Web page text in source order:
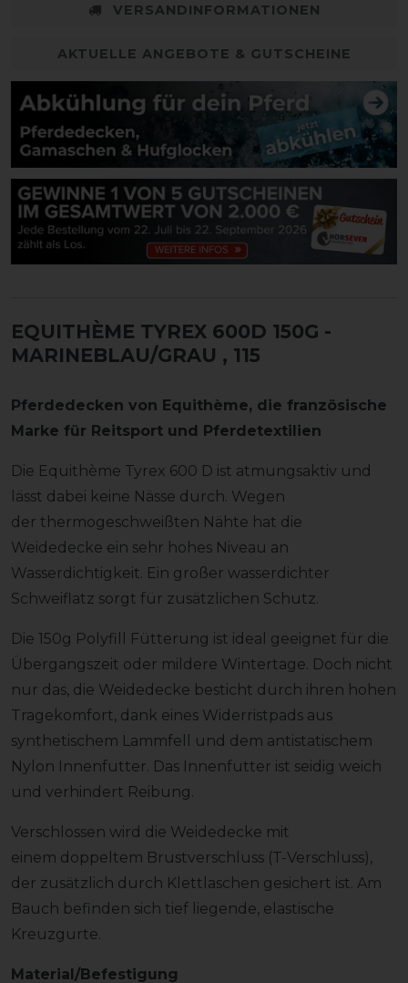
VERSANDINFORMATIONEN
AKTUELLE ANGEBOTE & GUTSCHEINE
EQUITHÈME TYREX 600D 150G -
MARINEBLAU/GRAU , 115
Pferdedecken von Equithème, die französische
Marke für Reitsport und Pferdetextilien
Die Equithème Tyrex 600 D ist atmungsaktiv und
lässt dabei keine Nässe durch. Wegen
der thermogeschweißten Nähte hat die
Weidedecke ein sehr hohes Niveau an
Wasserdichtigkeit. Ein großer wasserdichter
Schweiflatz sorgt für zusätzlichen Schutz.
Die 150g Polyfill Fütterung ist ideal geeignet für die
Übergangszeit oder mildere Wintertage. Doch nicht
nur das, die Weidedecke besticht durch ihren hohen
Tragekomfort, dank eines Widerristpads aus
synthetischem Lammfell und dem antistatischem
Nylon Innenfutter. Das Innenfutter ist seidig weich
und verhindert Reibung.
Verschlossen wird die Weidedecke mit
einem doppeltem Brustverschluss (T-Verschluss),
der zusätzlich durch Klettlaschen gesichert ist. Am
Bauch befinden sich tief liegende, elastische
Kreuzgurte.
Material/Befestigung